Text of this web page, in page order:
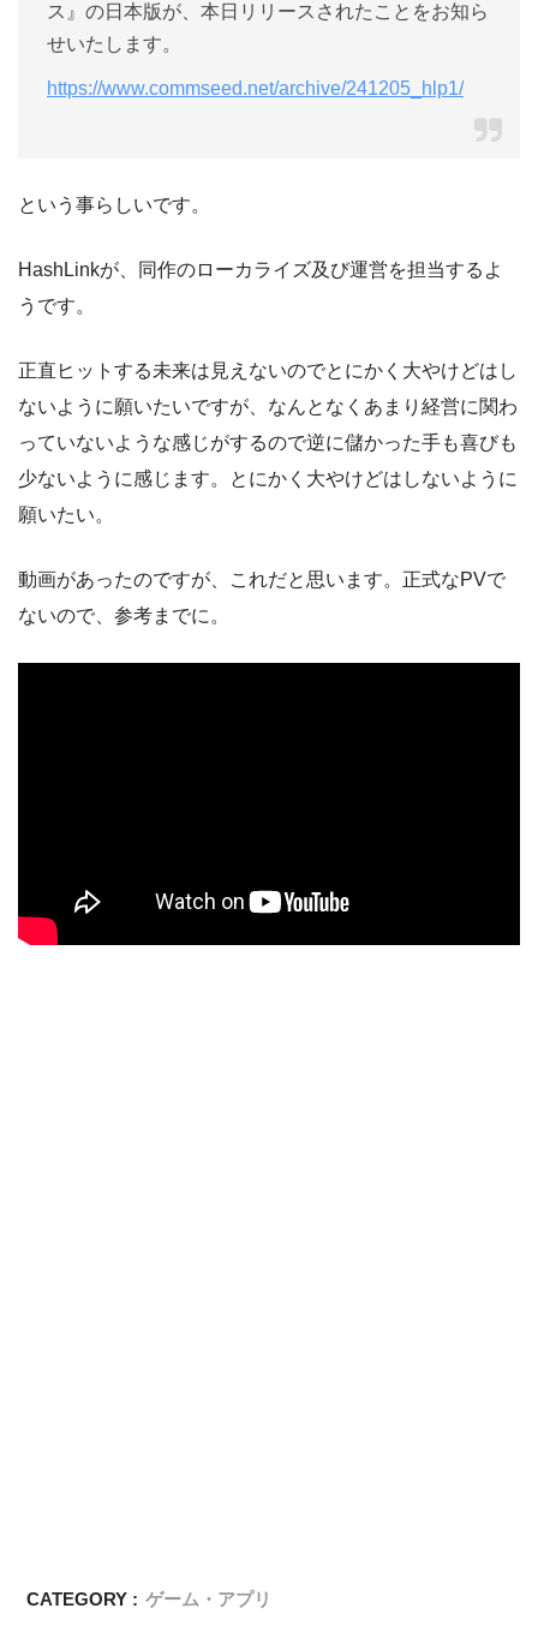
ス』の日本版が、本日リリースされたことをお知ら
せいたします。
https://www.commseed.net/archive/241205_hlp1/
という事らしいです。
HashLinkが、同作のローカライズ及び運営を担当するよ
うです。
正直ヒットする未来は見えないのでとにかく大やけどはし
ないように願いたいですが、なんとなくあまり経営に関わ
っていないような感じがするので逆に儲かった手も喜びも
少ないように感じます。とにかく大やけどはしないように
願いたい。
動画があったのですが、これだと思います。正式なPVで
ないので、参考までに。
CATEGORY : ゲーム・アプリ